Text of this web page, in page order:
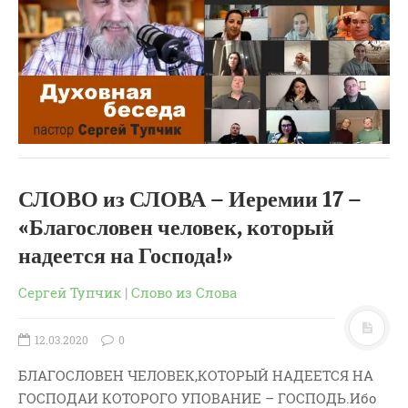
ВОПРОСЫ ПАСТОРУ
КОНТАКТ
РУБРИКИ
Аудио
Изображения
Информация
История-Свидетельство
Книга "Второе Пришествие
Книги
СЛОВО из СЛОВА – Иеремии 17 –
«Благословен человек, который
надеется на Господа!»
Сергей Тупчик | Слово из Слова
12.03.2020 0
БЛАГОСЛОВЕН ЧЕЛОВЕК,КОТОРЫЙ НАДЕЕТСЯ НА
ГОСПОДАИ КОТОРОГО УПОВАНИЕ – ГОСПОДЬ.Ибо